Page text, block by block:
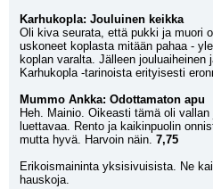
Karhukopla: Jouluinen keikka
Oli kiva seurata, että pukki ja muori
uskoneet koplasta mitään pahaa -
koplan varalta. Jälleen
Karhukopla -tarinoista erityisesti
Mummo Ankka: Odottamaton apu
Heh. Mainio. Oikeasti tämä oli
luettavaa. Rento ja kaikinpuolin
mutta hyvä. Harvoin näin. 7,75
Erikoismaininta yksisivuisista. Ne
hauskoja.